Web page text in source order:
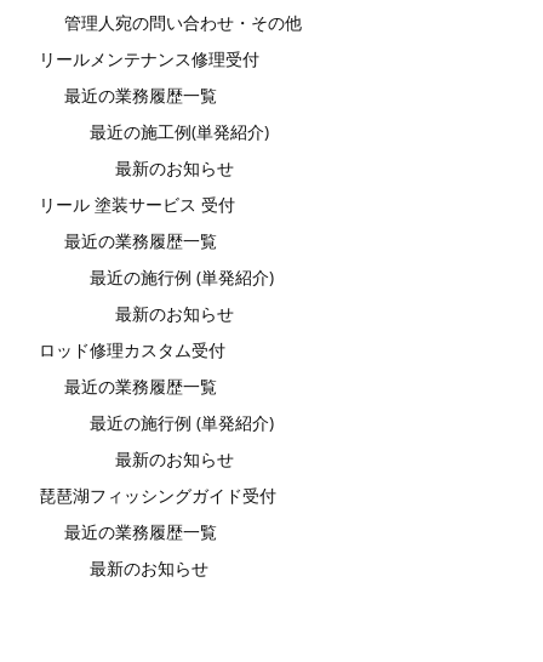
管理人宛の問い合わせ・その他
リールメンテナンス修理受付
最近の業務履歴一覧
最近の施工例(単発紹介)
最新のお知らせ
リール 塗装サービス 受付
最近の業務履歴一覧
最近の施行例 (単発紹介)
最新のお知らせ
ロッド修理カスタム受付
最近の業務履歴一覧
最近の施行例 (単発紹介)
最新のお知らせ
琵琶湖フィッシングガイド受付
最近の業務履歴一覧
最新のお知らせ